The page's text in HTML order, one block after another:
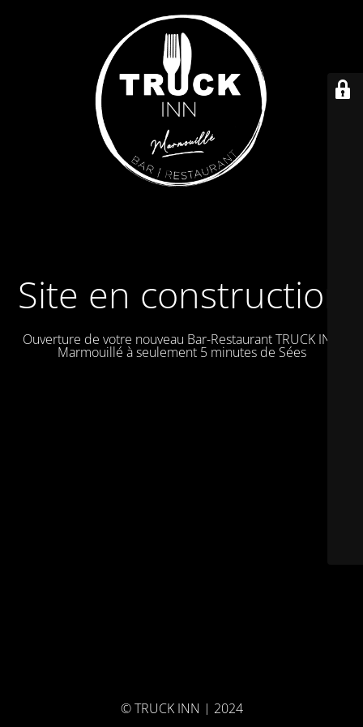
Site en construction
Ouverture de votre nouveau Bar-Restaurant TRUCK IN à
Marmouillé à seulement 5 minutes de Sées
© TRUCK INN | 2024